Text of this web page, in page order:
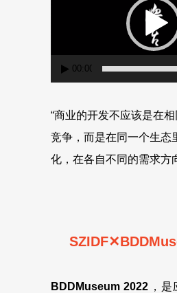
播
放
器
00:00
“商业的开发不应该是在
竞争，而是在同一个生态
化，在各自不同的需求方
BDDMuseum 2022 ，